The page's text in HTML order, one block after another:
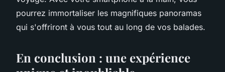
pourrez immortaliser les magnifiques panoramas
qui s'offriront à vous tout au long de vos balades.
En conclusion : une expérience